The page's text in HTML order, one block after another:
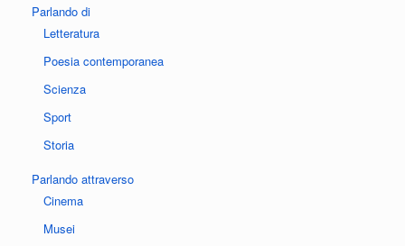
Parlando di
Letteratura
Poesia contemporanea
Scienza
Sport
Storia
Parlando attraverso
Cinema
Musei